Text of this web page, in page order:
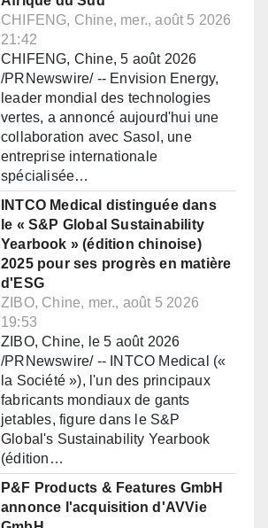
CHIFENG, Chine, mer., août 5 2026
21:42
CHIFENG, Chine, 5 août 2026
/PRNewswire/ -- Envision Energy,
leader mondial des technologies
vertes, a annoncé aujourd'hui une
collaboration avec Sasol, une
entreprise internationale
spécialisée…
INTCO Medical distinguée dans
le « S&P Global Sustainability
Yearbook » (édition chinoise)
2025 pour ses progrès en matière
d'ESG
ZIBO, Chine, mer., août 5 2026
19:53
ZIBO, Chine, le 5 août 2026
/PRNewswire/ -- INTCO Medical («
la Société »), l'un des principaux
fabricants mondiaux de gants
jetables, figure dans le S&P
Global's Sustainability Yearbook
(édition…
P&F Products & Features GmbH
annonce l'acquisition d'AVVie